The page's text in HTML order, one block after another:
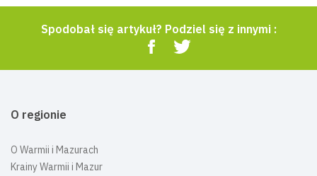
Spodobał się artykuł? Podziel się z innymi :
O regionie
O Warmii i Mazurach
Krainy Warmii i Mazur